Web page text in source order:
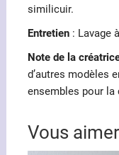
similicuir.
Entretien: Lavage
Note de la
d’autres modèles
ensembles pour la
Vous